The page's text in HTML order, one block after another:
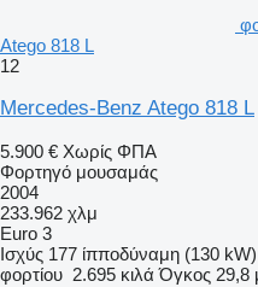
Atego 818 L
12
Mercedes-Benz Atego 818 L
5.900 € Χωρίς ΦΠΑ
Φορτηγό μουσαμάς
2004
233.962 χλμ
Euro 3
Ισχύς 177 ίπποδύναμη (130 kW)
φορτίου 2.695 κιλά Όγκος 29,8